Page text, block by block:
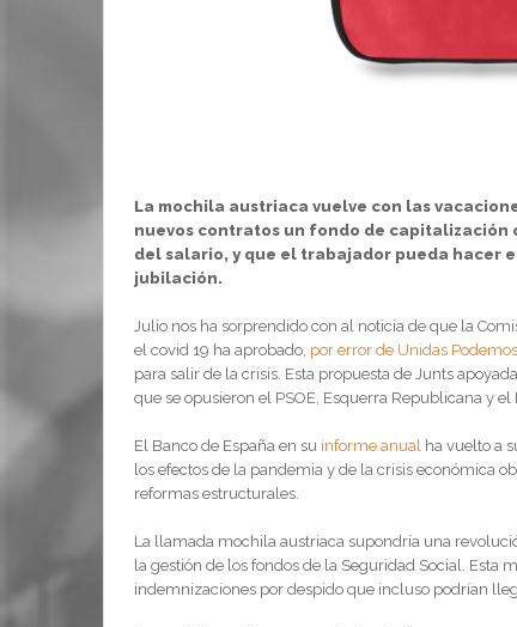
La mochila austriaca vuelve con las
nuevos contratos un fondo de
del salario, y que el trabajador pueda hacer
jubilación.
Julio nos ha sorprendido con al noticia de que la
el covid 19 ha aprobado, por error de Unidas Podemos
para salir de la crisis. Esta propuesta de Junts
que se opusieron el PSOE, Esquerra Republicana y el
El Banco de España en su informe anual ha vuelto a
los efectos de la pandemia y de la crisis económica
reformas estructurales.
La llamada mochila austriaca supondría una
la gestión de los fondos de la Seguridad Social. Esta
indemnizaciones por despido que incluso podrían